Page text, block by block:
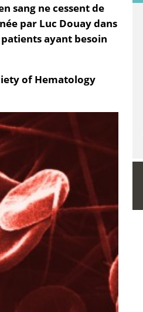
sang ne cessent de
par Luc Douay dans
ayant besoin
of Hematology